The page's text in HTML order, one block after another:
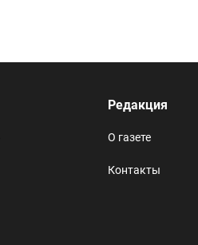
Редакция
О газете
Контакты